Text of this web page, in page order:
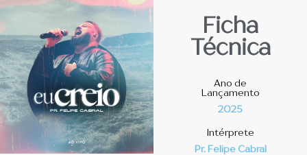
Ficha
Técnica
Ano de
Lançamento
2025
Intérprete
Pr. Felipe Cabral